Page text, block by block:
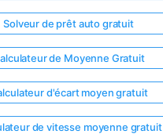
Solveur de prêt auto gratuit
de Moyenne Gratuit
d'écart moyen gratuit
de vitesse moyenne gratuit